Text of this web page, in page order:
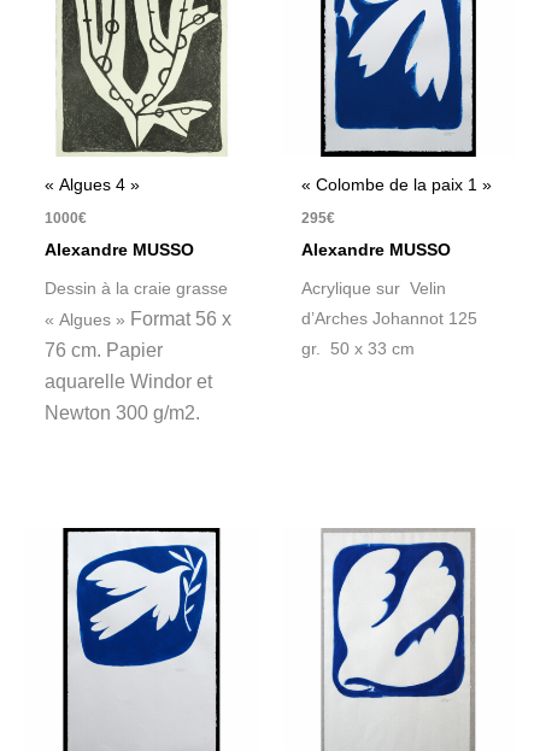
« Algues 4 »
1000€
Alexandre MUSSO
Dessin à la craie grasse
« Algues » Format 56 x
76 cm. Papier
aquarelle Windor et
Newton 300 g/m2.
« Colombe de la paix 1 »
295€
Alexandre MUSSO
Acrylique sur Velin
d’Arches Johannot 125
gr. 50 x 33 cm